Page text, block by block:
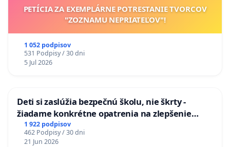
PETÍCIA ZA EXEMPLÁRNE POTRESTANIE TVORCOV
"ZOZNAMU NEPRIATEĽOV"!
1 052 podpisov
531 Podpisy / 30 dni
5 Jul 2026
Deti si zaslúžia bezpečnú školu, nie škrty -
žiadame konkrétne opatrenia na zlepšenie
situácie v školstve
1 922 podpisov
462 Podpisy / 30 dni
21 Jun 2026